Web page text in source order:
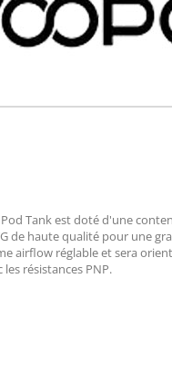
Tank est doté d'une
de haute qualité pour une
airflow réglable et sera
résistances PNP.